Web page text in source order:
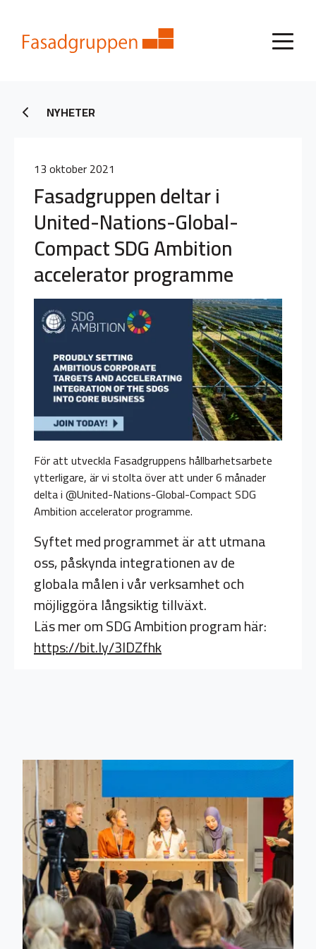
NYHETER
13 oktober 2021
Fasadgruppen deltar i
United-Nations-Global-
Compact SDG Ambition
accelerator programme
För att utveckla Fasadgruppens hållbarhetsarbete
ytterligare, är vi stolta över att under 6 månader
delta i @United-Nations-Global-Compact SDG
Ambition accelerator programme.
Syftet med programmet är att utmana
oss, påskynda integrationen av de
globala målen i vår verksamhet och
möjliggöra långsiktig tillväxt.
Läs mer om SDG Ambition program här:
https://bit.ly/3lDZfhk